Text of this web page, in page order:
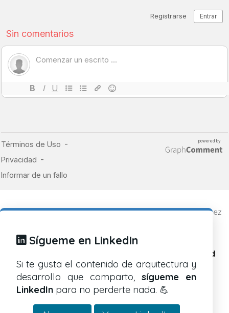
Sígueme en LinkedIn
Si te gusta el contenido de arquitectura y
desarrollo que comparto,sígueme en
LinkedIn para no perderte nada. 💪
© 2019 - 2026CosasDeDevs, un blog de Alberto Ramírez
Política de privacidad
Aviso legal
Este blog está bajo unalicencia de Creative Commons